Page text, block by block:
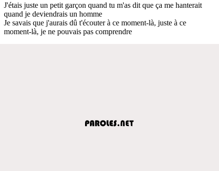
J'étais juste un petit garçon quand tu m'as dit que ça me hanterait
quand je deviendrais un homme
Je savais que j'aurais dû t'écouter à ce moment-là, juste à ce
moment-là, je ne pouvais pas comprendre